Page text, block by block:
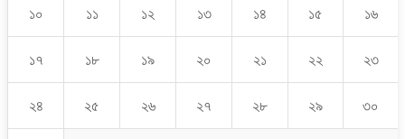
১০ ১১ ১২ ১৩ ১৪ ১৫ ১৬
১৭ ১৮ ১৯ ২০ ২১ ২২ ২৩
২৪ ২৫ ২৬ ২৭ ২৮ ২৯ ৩০